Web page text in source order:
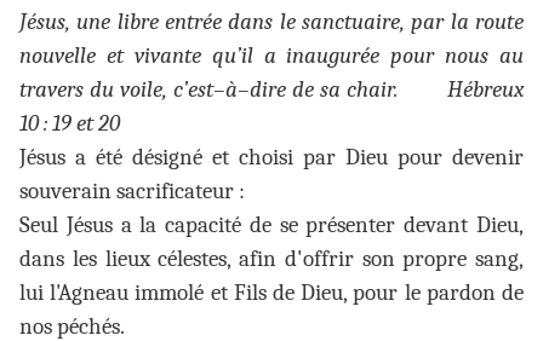
Jésus, une libre entrée dans le sanctuaire, par la route
nouvelle et vivante qu’il a inaugurée pour nous au
travers du voile, c’est–à–dire de sa chair. Hébreux
10 : 19 et 20
Jésus a été désigné et choisi par Dieu pour devenir
souverain sacrificateur :
Seul Jésus a la capacité de se présenter devant Dieu,
dans les lieux célestes, afin d'offrir son propre sang,
lui l'Agneau immolé et Fils de Dieu, pour le pardon de
nos péchés.